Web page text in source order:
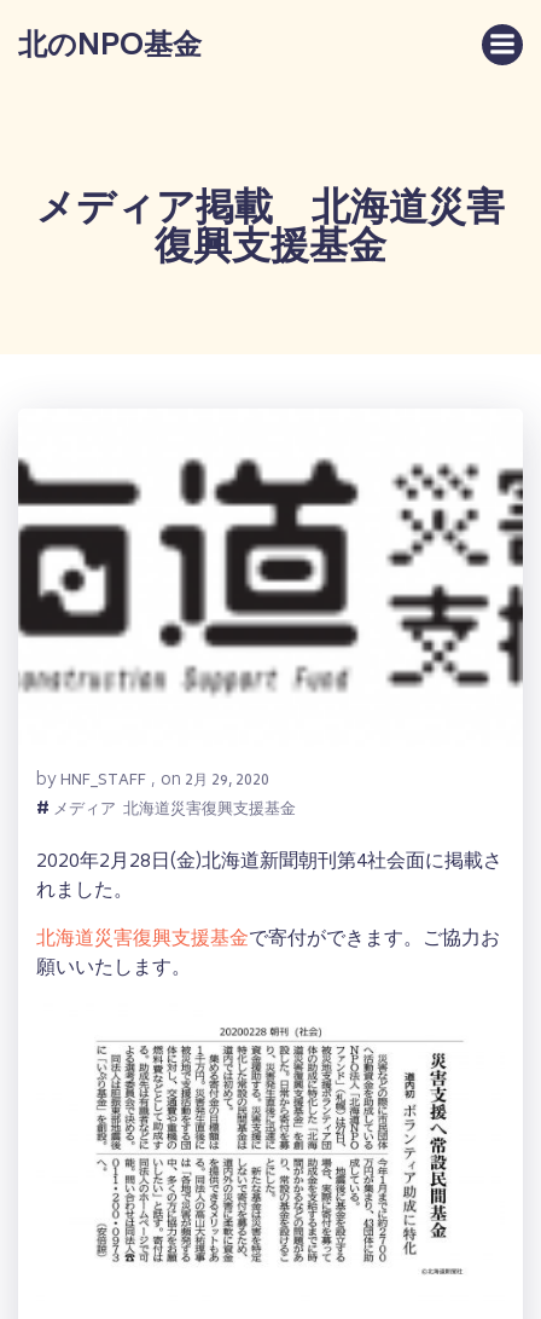
ス
キ
ッ
プ
北のNPO基金
メディア掲載 北海道災害
復興支援基金
byHNF_STAFF , on 2月 29, 2020
# メディア 北海道災害復興支援基金
2020年2月28日(金)北海道新聞朝刊第4社会面に掲載さ
れました。
北海道災害復興支援基金で寄付ができます。ご協力お
願いいたします。